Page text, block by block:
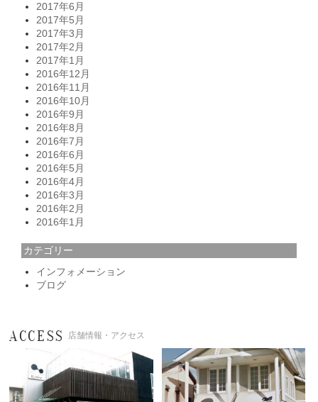
2017年6月
2017年5月
2017年3月
2017年2月
2017年1月
2016年12月
2016年11月
2016年10月
2016年9月
2016年8月
2016年7月
2016年6月
2016年5月
2016年4月
2016年3月
2016年2月
2016年1月
カテゴリー
インフォメーション
ブログ
ACCESS 店舗情報・アクセス